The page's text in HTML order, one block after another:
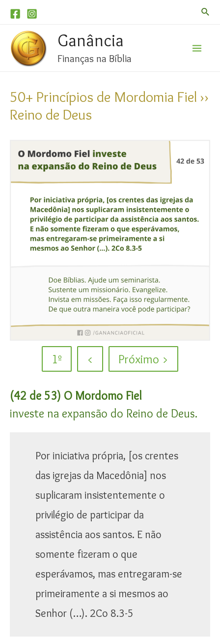
Ganância
Finanças na Bíblia
50+ Princípios de Mordomia Fiel ››
Reino de Deus
1º < Próximo >
(42 de 53) O Mordomo Fiel
investe na expansão do Reino de Deus.
Por iniciativa própria, [os crentes
das igrejas da Macedônia] nos
suplicaram insistentemente o
privilégio de participar da
assistência aos santos. E não
somente fizeram o que
esperávamos, mas entregaram-se
primeiramente a si mesmos ao
Senhor (…). 2Co 8.3-5